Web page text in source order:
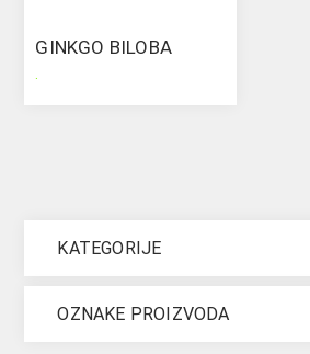
GINKGO BILOBA
KATEGORIJE
OZNAKE PROIZVODA